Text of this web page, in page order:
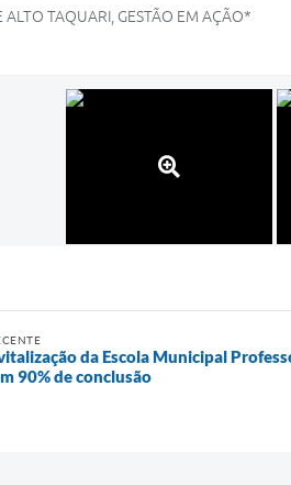
ALTO TAQUARI, GESTÃO EM AÇÃO*
da Escola Municipal
90% de conclusão